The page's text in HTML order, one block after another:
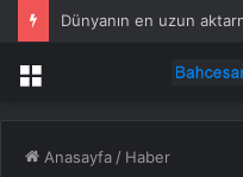
Menü
Anasayfa / Haber